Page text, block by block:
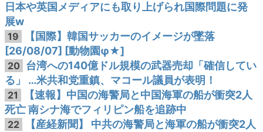
日本や英国メディアにも取り上げられ国際問題に発
展w
19
【国際】韓国サッカーのイメージが墜落
[26/08/07] [動物園φ★]
20 台湾への140億ドル規模の武器売却「確信してい
る」 …米共和党重鎮、マコール議員が表明！
21
【速報】中国の海警局と中国海軍の船が衝突2人
死亡 南シナ海でフィリピン船を追跡中
22
【産経新聞】 中共の海警局と海軍の船が衝突2人